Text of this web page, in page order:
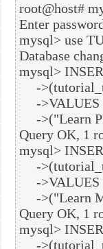
root@host#
Enter
mysql> use
Database
mysql>
Query OK, 1
mysql>
Query OK, 1
mysql>